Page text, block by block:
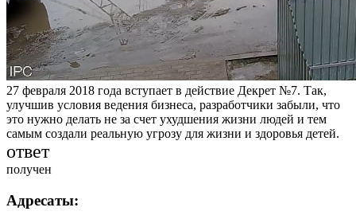
27 февраля 2018 года вступает в действие Декрет №7. Так,
улучшив условия ведения бизнеса, разработчики забыли, что
это нужно делать не за счет ухудшения жизни людей и тем
самым создали реальную угрозу для жизни и здоровья детей.
ответ
получен
Адресаты: